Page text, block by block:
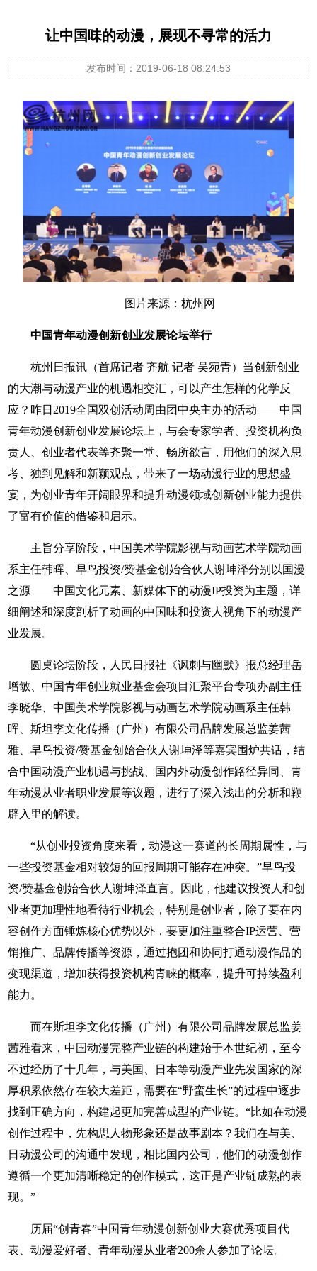
让中国味的动漫，展现不寻常的活力
发布时间：2019-06-18 08:24:53
图片来源：杭州网
中国青年动漫创新创业发展论坛举行
杭州日报讯（首席记者 齐航 记者 吴宛青）当创新创业
的大潮与动漫产业的机遇相交汇，可以产生怎样的化学反
应？昨日2019全国双创活动周由团中央主办的活动——中国
青年动漫创新创业发展论坛上，与会专家学者、投资机构负
责人、创业者代表等齐聚一堂、畅所欲言，用他们的深入思
考、独到见解和新颖观点，带来了一场动漫行业的思想盛
宴，为创业青年开阔眼界和提升动漫领域创新创业能力提供
了富有价值的借鉴和启示。
主旨分享阶段，中国美术学院影视与动画艺术学院动画
系主任韩晖、早鸟投资/赞基金创始合伙人谢坤泽分别以国漫
之源——中国文化元素、新媒体下的动漫IP投资为主题，详
细阐述和深度剖析了动画的中国味和投资人视角下的动漫产
业发展。
圆桌论坛阶段，人民日报社《讽刺与幽默》报总经理岳
增敏、中国青年创业就业基金会项目汇聚平台专项办副主任
李晓华、中国美术学院影视与动画艺术学院动画系主任韩
晖、斯坦李文化传播（广州）有限公司品牌发展总监姜茜
雅、早鸟投资/赞基金创始合伙人谢坤泽等嘉宾围炉共话，结
合中国动漫产业机遇与挑战、国内外动漫创作路径异同、青
年动漫从业者职业发展等议题，进行了深入浅出的分析和鞭
辟入里的解读。
“从创业投资角度来看，动漫这一赛道的长周期属性，与
一些投资基金相对较短的回报周期可能存在冲突。”早鸟投
资/赞基金创始合伙人谢坤泽直言。因此，他建议投资人和创
业者更加理性地看待行业机会，特别是创业者，除了要在内
容创作方面锤炼核心优势以外，要更加注重整合IP运营、营
销推广、品牌传播等资源，通过抱团和协同打通动漫作品的
变现渠道，增加获得投资机构青睐的概率，提升可持续盈利
能力。
而在斯坦李文化传播（广州）有限公司品牌发展总监姜
茜雅看来，中国动漫完整产业链的构建始于本世纪初，至今
不过经历了十几年，与美国、日本等动漫产业先发国家的深
厚积累依然存在较大差距，需要在“野蛮生长”的过程中逐步
找到正确方向，构建起更加完善成型的产业链。“比如在动漫
创作过程中，先构思人物形象还是故事剧本？我们在与美、
日动漫公司的沟通中发现，相比国内公司，他们的动漫创作
遵循一个更加清晰稳定的创作模式，这正是产业链成熟的表
现。”
历届“创青春”中国青年动漫创新创业大赛优秀项目代
表、动漫爱好者、青年动漫从业者200余人参加了论坛。